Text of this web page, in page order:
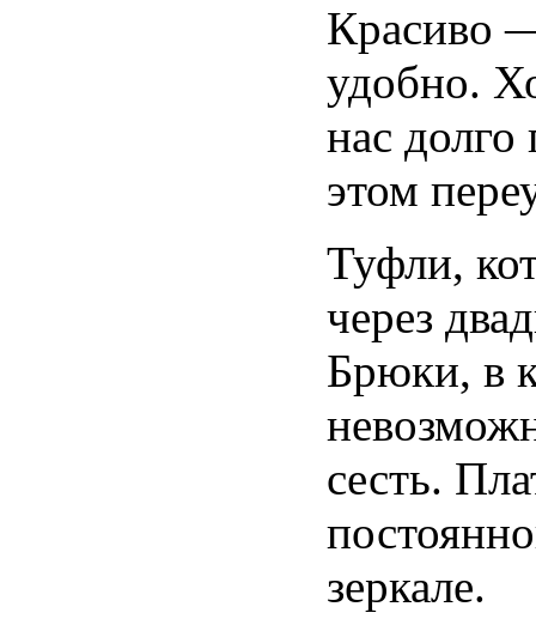
Красиво
удобно.
нас долго
этом
Туфли,
через
Брюки, в
сесть.
зеркале.